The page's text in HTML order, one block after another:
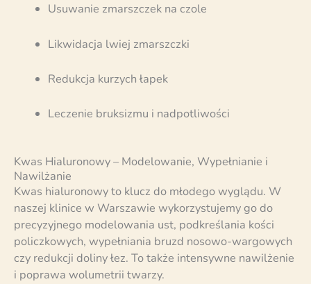
Usuwanie zmarszczek na czole
Likwidacja lwiej zmarszczki
Redukcja kurzych łapek
Leczenie bruksizmu i nadpotliwości
Kwas Hialuronowy – Modelowanie, Wypełnianie i
Nawilżanie
Kwas hialuronowy to klucz do młodego wyglądu. W
naszej klinice w Warszawie wykorzystujemy go do
precyzyjnego modelowania ust, podkreślania kości
policzkowych, wypełniania bruzd nosowo-wargowych
czy redukcji doliny łez. To także intensywne nawilżenie
i poprawa wolumetrii twarzy.